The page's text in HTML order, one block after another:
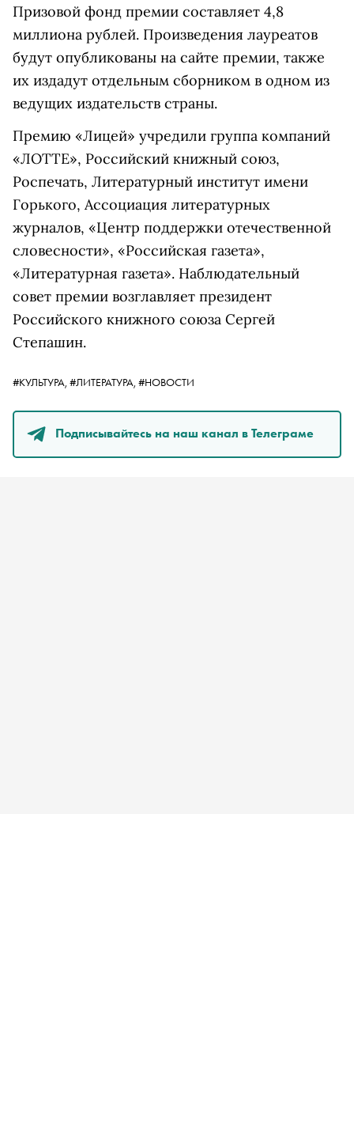
Призовой фонд премии составляет 4,8
миллиона рублей. Произведения лауреатов
будут опубликованы на сайте премии, также
их издадут отдельным сборником в одном из
ведущих издательств страны.
Премию «Лицей» учредили группа компаний
«ЛОТТЕ», Российский книжный союз,
Роспечать, Литературный институт имени
Горького, Ассоциация литературных
журналов, «Центр поддержки отечественной
словесности», «Российская газета»,
«Литературная газета». Наблюдательный
совет премии возглавляет президент
Российского книжного союза Сергей
Степашин.
#КУЛЬТУРА, #ЛИТЕРАТУРА, #НОВОСТИ
Подписывайтесь на наш канал в Телеграме